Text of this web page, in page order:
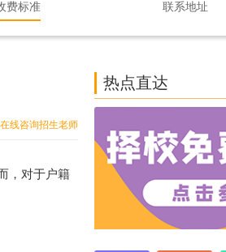
费标准 联系地址
热点直达
在线咨询招生老师
，对于户籍